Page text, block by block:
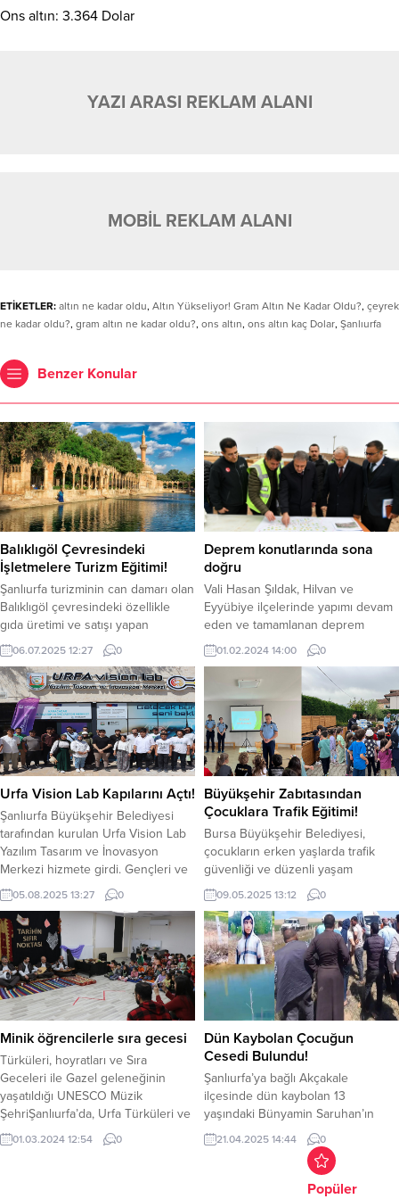
Ons altın: 3.364 Dolar
YAZI ARASI REKLAM ALANI
MOBİL REKLAM ALANI
ETİKETLER: altın ne kadar oldu, Altın Yükseliyor! Gram Altın Ne Kadar Oldu?, çeyrek
ne kadar oldu?, gram altın ne kadar oldu?, ons altın, ons altın kaç Dolar, Şanlıurfa
Benzer Konular
Balıklıgöl Çevresindeki
İşletmelere Turizm Eğitimi!
Şanlıurfa turizminin can damarı olan
Balıklıgöl çevresindeki özellikle
gıda üretimi ve satışı yapan
işletmelere, belirlenen program
çerçevesinde eğitimler verilecek.
Yerli ve yabancı turistlerin
Şanlıurfa’da en uğrak rotaları
arasında bulunan Balıklıgöl,
Haşimiye ve Hanlar bölgesinde
bulunan işletmelere yönelik
düzenlenecek olan eğitim
çalışmalarıyla özelde işletmelerin
daha kaliteli ve hijyen bakımından
daha güvenilir...
06.07.2025 12:27 0
Deprem konutlarında sona
doğru
Vali Hasan Şıldak, Hilvan ve
Eyyübiye ilçelerinde yapımı devam
eden ve tamamlanan deprem
konutlarında incelemelerde
bulundu. Yetkililerden bilgi alan Vali
Şıldak, bin 314 konut için yakın bir
süreçte kura çekimi yapılacağını
söyledi. 6 Şubat depremlerinin
hemen ardından bölge illerinde
olduğu gibi Şanlıurfa genelinde de
yapılması için start verilen deprem
konutlarında...
01.02.2024 14:00 0
Urfa Vision Lab Kapılarını Açtı!
Şanlıurfa Büyükşehir Belediyesi
tarafından kurulan Urfa Vision Lab
Yazılım Tasarım ve İnovasyon
Merkezi hizmete girdi. Gençleri ve
teknoloji meraklılarını bir araya
getiren merkezde, mobil uygulama,
web tasarımı, yazılım geliştirme, 3D
modelleme ve girişimcilik
alanlarında eğitimler de başladı.
Katılımcılar, hem teknik becerilerini
geliştiriyor hem de kendi projelerini
üretme imkânı buluyor. Şanlıurfa...
05.08.2025 13:27 0
Büyükşehir Zabıtasından
Çocuklara Trafik Eğitimi!
Bursa Büyükşehir Belediyesi,
çocukların erken yaşlarda trafik
güvenliği ve düzenli yaşam
kültürünü kazanabilmesi amacıyla
anaokulu öğrencilerine yönelik
‘Trafik Güvenliği ve Zabıta Mesleği
Tanıtımı’ eğitimi düzenledi. Bursa
Büyükşehir Belediyesi Zabıta
Dairesi Başkanlığı ekipleri, Özel
Alim Okulları’nı ziyaret ederek 4-5
yaş grubundaki anaokulu
öğrencilerine ‘Trafik Güvenliği ve
Zabıta Mesleği Tanıtımı’ eğitimi
verdi....
09.05.2025 13:12 0
Minik öğrencilerle sıra gecesi
Türküleri, hoyratları ve Sıra
Geceleri ile Gazel geleneğinin
yaşatıldığı UNESCO Müzik
ŞehriŞanlıurfa’da, Urfa Türküleri ve
Sıra gecelerinin gelecek nesillere
aktarılması için Ana Okullarda
01.03.2024 12:54 0
Dün Kaybolan Çocuğun
Cesedi Bulundu!
Şanlıurfa’ya bağlı Akçakale
ilçesinde dün kaybolan 13
yaşındaki Bünyamin Saruhan’ın
cansız bedeni bugün sulama
kanalında bulundu. İddiaya göre, 13
yaşındaki Bünyamin Saruhan, dün
öğle vakti aniden ortadan
21.04.2025 14:44 0
Popüler